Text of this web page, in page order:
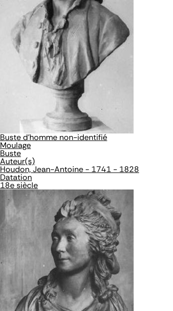
Buste d'homme non-identifié
Moulage
Buste
Auteur(s)
Houdon, Jean-Antoine - 1741 - 1828
Datation
18e siècle